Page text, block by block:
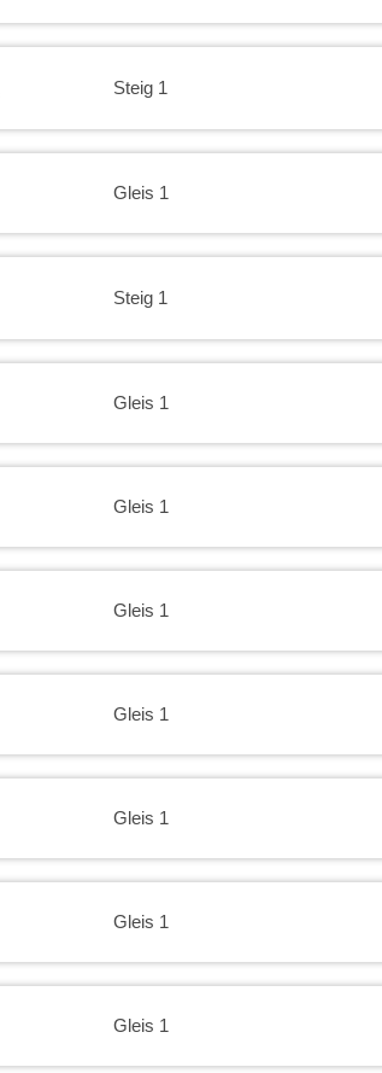
Steig 1
Gleis 1
Steig 1
Gleis 1
Gleis 1
Gleis 1
Gleis 1
Gleis 1
Gleis 1
Gleis 1